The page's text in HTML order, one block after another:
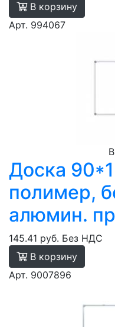
В корзину
Арт. 994067
Доска
полимер,
алюмин.
145.41 руб. Без НДС
В корзину
Арт. 9007896